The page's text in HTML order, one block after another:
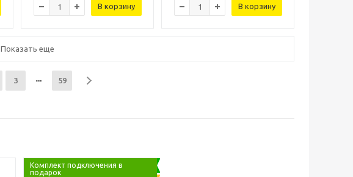
В корзину В корзину
Показать еще
3 59
Комплект подключения в
подарок